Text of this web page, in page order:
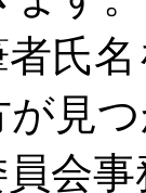
氏
が見
会